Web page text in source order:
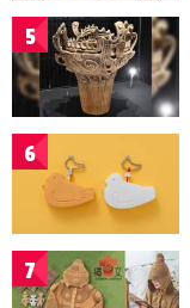
5
6
7